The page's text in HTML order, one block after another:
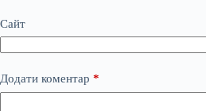
Сайт
Додати коментар *